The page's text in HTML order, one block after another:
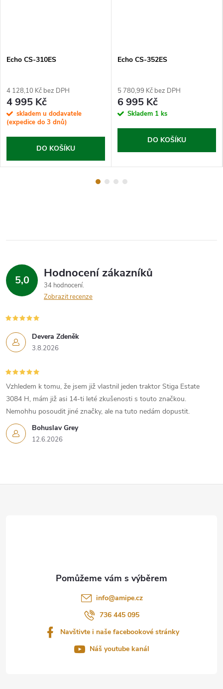
Echo CS-310ES
4 128,10 Kč bez DPH
4 995 Kč
skladem u dodavatele
(expedice do 3 dnů)
DO KOŠÍKU
Echo CS-352ES
5 780,99 Kč bez DPH
6 995 Kč
Skladem 1 ks
DO KOŠÍKU
5,0 Hodnocení zákazníků
34 hodnocení
Zobrazit recenze
Devera Zdeněk
3.8.2026
Bohuslav Grey
12.6.2026
Vzhledem k tomu, že jsem již vlastnil jeden traktor Stiga Estate
3084 H, mám již asi 14-ti leté zkušenosti s touto značkou.
Nemohhu posoudit jiné značky, ale na tuto nedám dopustit.
info@amipe.cz
736 445 095
Navštivte i naše facebookové stránky
Náš youtube kanál